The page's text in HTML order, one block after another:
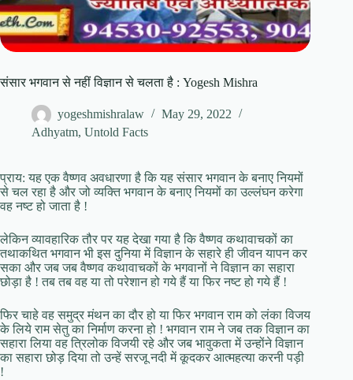
संसार भगवान से नहीं विज्ञान से चलता है : Yogesh Mishra
yogeshmishralaw
May 29, 2022
Adhyatm, Untold Facts
प्राय: यह एक वैष्णव अवधारणा है कि यह संसार भगवान के बनाए नियमों
से चल रहा है और जो व्यक्ति भगवान के बनाए नियमों का उल्लंघन करेगा
वह नष्ट हो जाता है !
लेकिन व्यावहारिक तौर पर यह देखा गया है कि वैष्णव कथावाचकों का
तथाकथित भगवान भी इस दुनिया में विज्ञान के सहारे ही जीवन यापन कर
सका और जब जब वैष्णव कथावाचकों के भगवानों ने विज्ञान का सहारा
छोड़ा है ! तब तब वह या तो परेशान हो गये हैं या फिर नष्ट हो गये हैं !
फिर चाहे वह समुद्र मंथन का दौर हो या फिर भगवान राम को लंका विजय
के लिये राम सेतु का निर्माण करना हो ! भगवान राम ने जब तक विज्ञान का
सहारा लिया वह त्रिलोक विजयी रहे और जब भावुकता में उन्होंने विज्ञान
का सहारा छोड़ दिया तो उन्हें सरजू नदी में कूदकर आत्महत्या करनी पड़ी
!